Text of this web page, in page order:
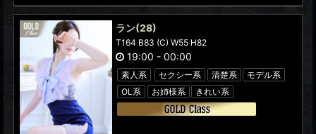
ラン(28)
T164 B83 (C) W55 H82
19:00 - 00:00
素人系 セクシー系 清楚系
モデル系
OL系
お姉様系 きれい系